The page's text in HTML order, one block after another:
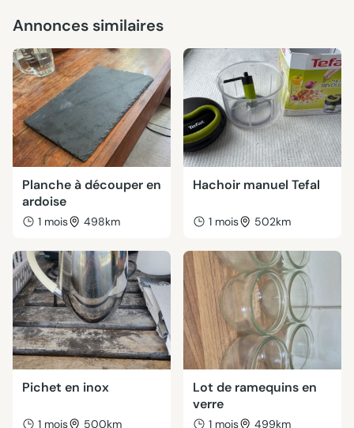
Annonces similaires
Planche à découper en
ardoise
1 mois 498km
Hachoir manuel Tefal
1 mois 502km
Pichet en inox
1 mois 500km
Lot de ramequins en
verre
1 mois 499km